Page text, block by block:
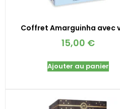
Coffret Amarguinha avec
15,00 €
Ajouter au panier